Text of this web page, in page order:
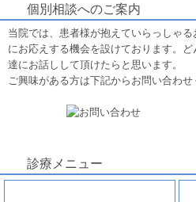
個別相談へのご案内
当院では、患者様が抱えていらっしゃ
にお応えする機会を設けております。
達にお話しして頂けたらと思います。
ご興味がある方は下記からお問い合わせ
診療メニュー